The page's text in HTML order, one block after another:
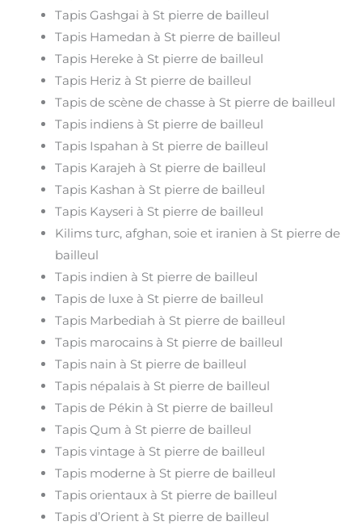
Tapis Gashgai à St pierre de bailleul
Tapis Hamedan à St pierre de bailleul
Tapis Hereke à St pierre de bailleul
Tapis Heriz à St pierre de bailleul
Tapis de scène de chasse à St pierre de bailleul
Tapis indiens à St pierre de bailleul
Tapis Ispahan à St pierre de bailleul
Tapis Karajeh à St pierre de bailleul
Tapis Kashan à St pierre de bailleul
Tapis Kayseri à St pierre de bailleul
Kilims turc, afghan, soie et iranien à St pierre de
bailleul
Tapis indien à St pierre de bailleul
Tapis de luxe à St pierre de bailleul
Tapis Marbediah à St pierre de bailleul
Tapis marocains à St pierre de bailleul
Tapis nain à St pierre de bailleul
Tapis népalais à St pierre de bailleul
Tapis de Pékin à St pierre de bailleul
Tapis Qum à St pierre de bailleul
Tapis vintage à St pierre de bailleul
Tapis moderne à St pierre de bailleul
Tapis orientaux à St pierre de bailleul
Tapis d’Orient à St pierre de bailleul